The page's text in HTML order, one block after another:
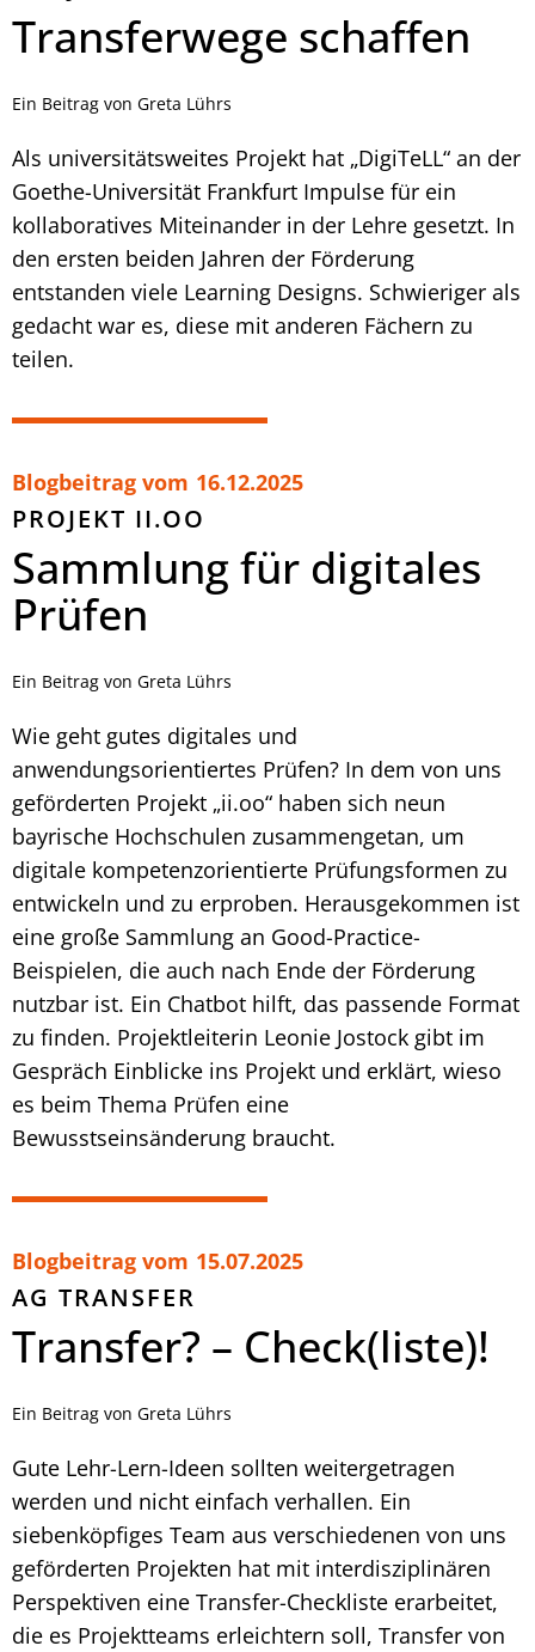
Transferwege schaffen
Ein Beitrag von Greta Lührs
Als universitätsweites Projekt hat „DigiTeLL“ an der
Goethe-Universität Frankfurt Impulse für ein
kollaboratives Miteinander in der Lehre gesetzt. In
den ersten beiden Jahren der Förderung
entstanden viele Learning Designs. Schwieriger als
gedacht war es, diese mit anderen Fächern zu
teilen.
Blogbeitrag vom 16.12.2025
PROJEKT II.OO
Sammlung für digitales
Prüfen
Ein Beitrag von Greta Lührs
Wie geht gutes digitales und
anwendungsorientiertes Prüfen? In dem von uns
geförderten Projekt „ii.oo“ haben sich neun
bayrische Hochschulen zusammengetan, um
digitale kompetenzorientierte Prüfungsformen zu
entwickeln und zu erproben. Herausgekommen ist
eine große Sammlung an Good-Practice-
Beispielen, die auch nach Ende der Förderung
nutzbar ist. Ein Chatbot hilft, das passende Format
zu finden. Projektleiterin Leonie Jostock gibt im
Gespräch Einblicke ins Projekt und erklärt, wieso
es beim Thema Prüfen eine
Bewusstseinsänderung braucht.
Blogbeitrag vom 15.07.2025
AG TRANSFER
Transfer? – Check(liste)!
Ein Beitrag von Greta Lührs
Gute Lehr-Lern-Ideen sollten weitergetragen
werden und nicht einfach verhallen. Ein
siebenköpfiges Team aus verschiedenen von uns
geförderten Projekten hat mit interdisziplinären
Perspektiven eine Transfer-Checkliste erarbeitet,
die es Projektteams erleichtern soll, Transfer von